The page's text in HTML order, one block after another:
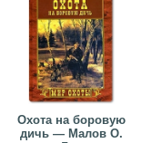
Охота на боровую
дичь — Малов О.